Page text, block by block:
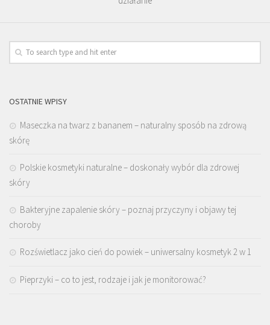
OSTATNIE WPISY
Maseczka na twarz z bananem – naturalny sposób na zdrową
skórę
Polskie kosmetyki naturalne – doskonały wybór dla zdrowej
skóry
Bakteryjne zapalenie skóry – poznaj przyczyny i objawy tej
choroby
Rozświetlacz jako cień do powiek – uniwersalny kosmetyk 2 w 1
Pieprzyki – co to jest, rodzaje i jak je monitorować?